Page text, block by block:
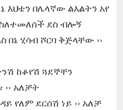
እህቴን በሌላኛው ልእልትን አየ
ስለተመለሰች ደስ ብሎኝ
በኔ ሂሳብ ሾርባ ቅጅላቸው ››
ከቆየሽ ጓደኞቸን
አለቻት
የለም ደርሰሽ ነይ ›› አለቻ